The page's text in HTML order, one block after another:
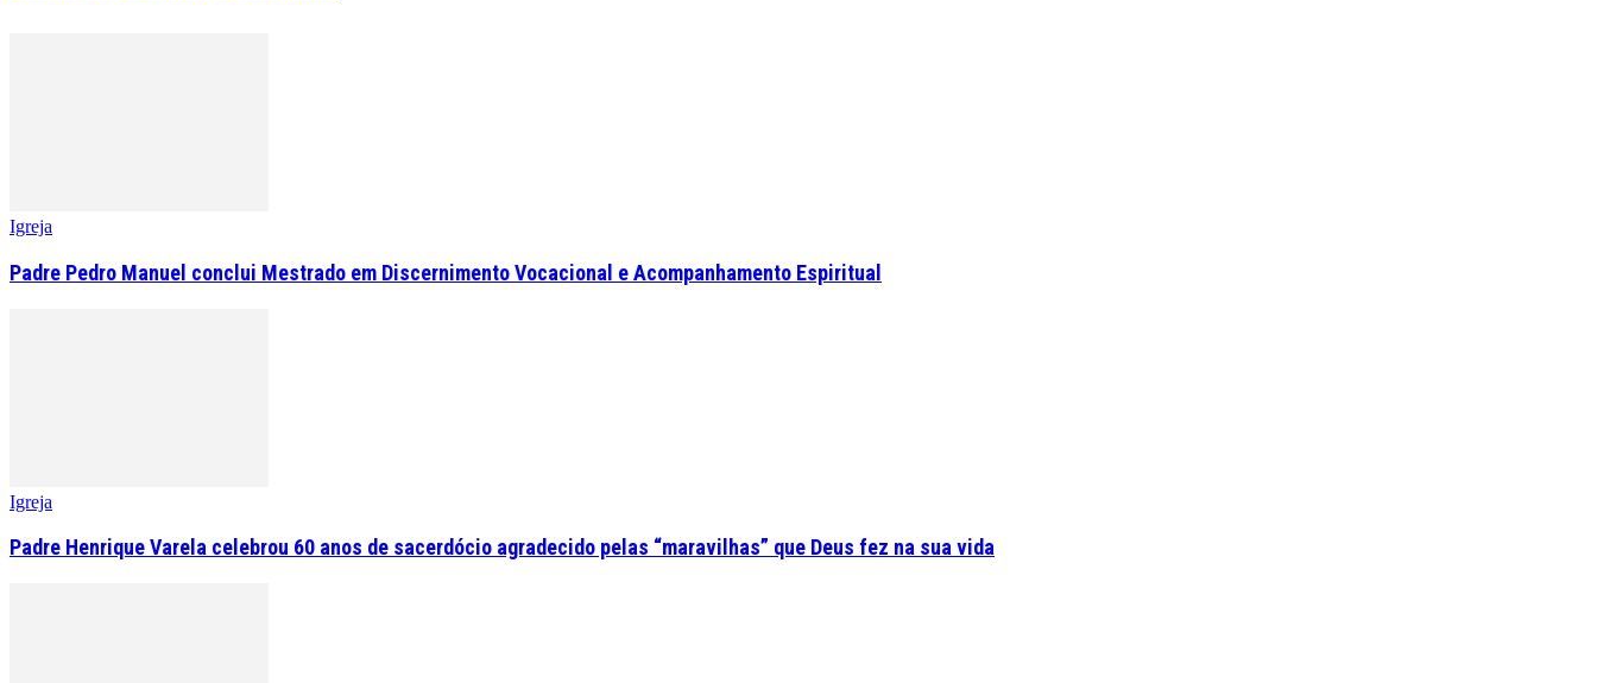
Igreja
Padre Pedro Manuel conclui Mestrado em Discernimento Vocacional e Acompanhamento Espiritual
Igreja
Padre Henrique Varela celebrou 60 anos de sacerdócio agradecido pelas “maravilhas” que Deus fez na sua vida